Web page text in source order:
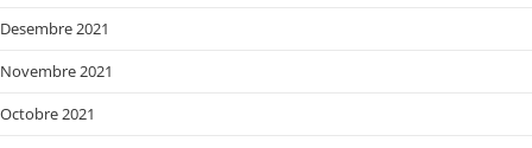
Desembre 2021
Novembre 2021
Octobre 2021